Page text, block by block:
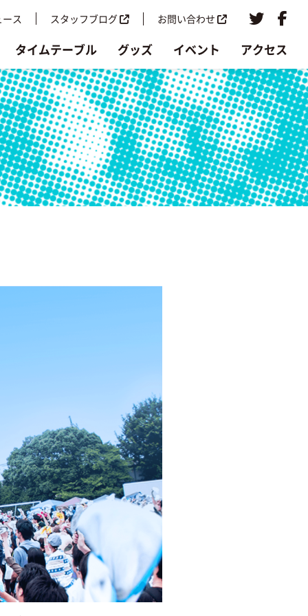
タイムテーブル グッズ イベント アクセス
ス スタッフブログ お問い合わせ